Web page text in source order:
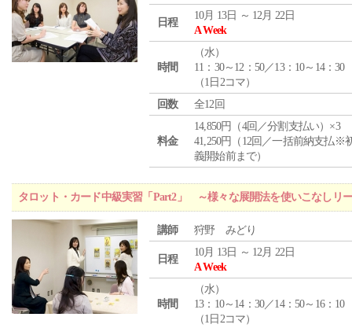
日程
10月 13日 ～ 12月 22日
A Week
時間
（水）
11：30～12：50／13：10～14：30
（1日2コマ）
回数
全12回
料金
14,850円（4回／分割支払い）×3
41,250円（12回／一括前納支払※
義開始前まで）
タロット・カード中級実習「Part2」 ～様々な展開法を使いこなしリ
講師 狩野 みどり
日程
10月 13日 ～ 12月 22日
A Week
時間
（水）
13：10～14：30／14：50～16：10
（1日2コマ）